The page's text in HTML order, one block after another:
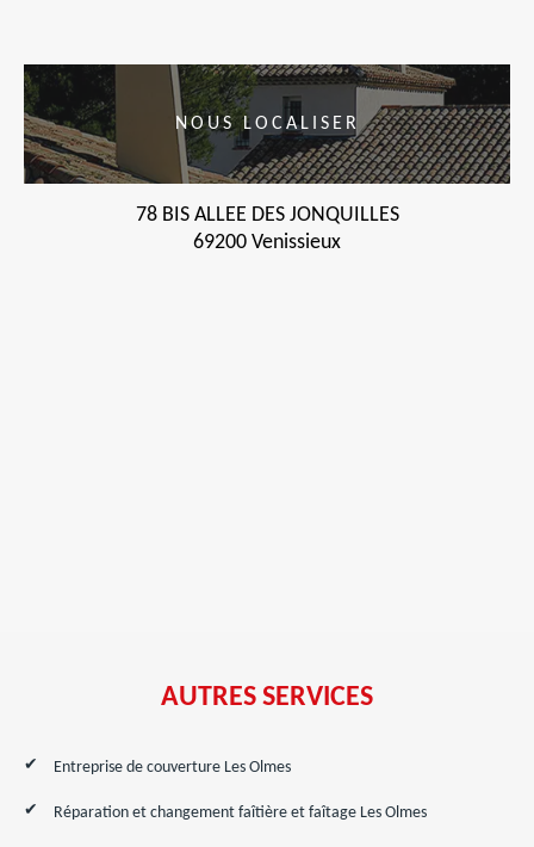
NOUS LOCALISER
78 BIS ALLEE DES JONQUILLES
69200 Venissieux
AUTRES SERVICES
Entreprise de couverture Les Olmes
Réparation et changement faîtière et faîtage Les Olmes